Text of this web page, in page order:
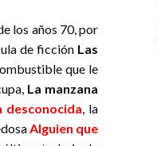
los años 70, por
de ficción Las
que le
La manzana
desconocida, la
Alguien que